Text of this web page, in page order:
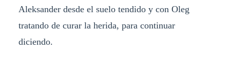
Aleksander desde el suelo tendido y con Oleg
tratando de curar la herida, para continuar
diciendo.